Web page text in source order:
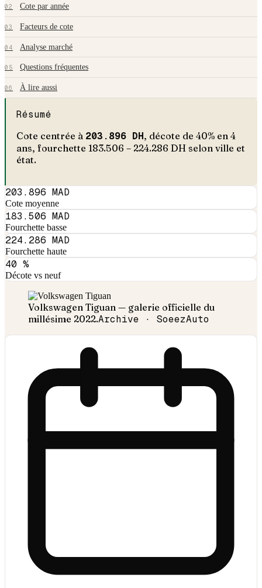
02 Cote par année
03 Facteurs de cote
04 Analyse marché
05 Questions fréquentes
06 À lire aussi
Résumé
Cote centrée à 203.896DH, décote de 40% en 4
ans, fourchette 183.506 – 224.286 DH selon ville et
état.
203.896 MAD
Cote moyenne
183.506 MAD
Fourchette basse
224.286 MAD
Fourchette haute
40 %
Décote vs neuf
Volkswagen Tiguan — galerie officielle du
millésime 2022.Archive · SoeezAuto